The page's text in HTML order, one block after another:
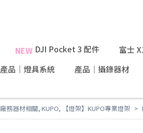
NEW DJI Pocket 3 配件
富士
產品｜燈具系統
產品｜攝錄器材
廠務器材相關, KUPO, 【燈架】KUPO專業燈架